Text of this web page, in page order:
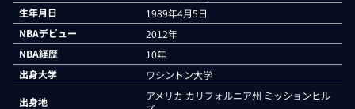
生年月日
1989年4月5日
NBAデビュー
2012年
NBA経歴
10年
出身大学
ワシントン大学
出身地
アメリカ カリフォルニア州 ミッションヒル